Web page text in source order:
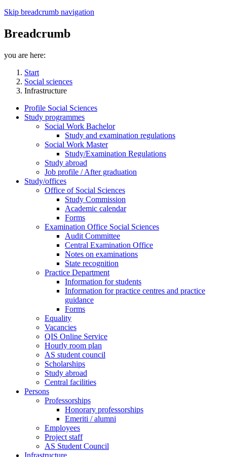
Skip breadcrumb navigation
Breadcrumb
you are here:
Start
Social sciences
Infrastructure
Profile Social Sciences
Study programmes
Social Work Bachelor
Study and examination regulations
Social Work Master
Study/Examination Regulations
Study abroad
Job profile / After graduation
Study/offices
Office of Social Sciences
Study Commission
Academic calendar
Forms
Examination Office Social Sciences
Audit Committee
Central Examination Office
Notes on examinations
State recognition
Practice Department
Information for students
Information for practice centres and practice
guidance
Forms
Equality
Vacancies
QIS Online Service
Hourly room plan
AS student council
Scholarships
Study abroad
Central facilities
Persons
Professorships
Honorary professorships
Emeriti / alumni
Employees
Project staff
AS Student Council